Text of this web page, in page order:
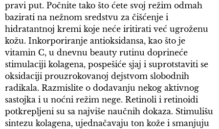
pravi put. Počnite tako što ćete svoj režim odmah
bazirati na nežnom sredstvu za čišćenje i
hidratantnoj kremi koje neće iritirati već ugroženu
kožu. Inkorporiranje antioksidansa, kao što je
vitamin C, u dnevnu beauty rutinu doprineće
stimulaciji kolagena, pospešiće sjaj i suprotstaviti se
oksidaciji prouzrokovanoj dejstvom slobodnih
radikala. Razmislite o dodavanju nekog aktivnog
sastojka i u noćni režim nege. Retinoli i retinoidi
potkrepljeni su sa najviše naučnih dokaza. Stimulišu
sintezu kolagena, ujednačavaju ton kože i smanjuju